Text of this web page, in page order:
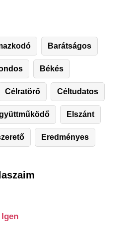
Barátságos
Békés
Célratörő Céltudatos
Elszánt
Eredményes
Igen